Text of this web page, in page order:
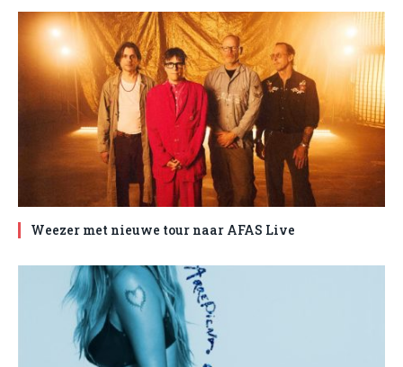
Weezer met nieuwe tour naar AFAS Live